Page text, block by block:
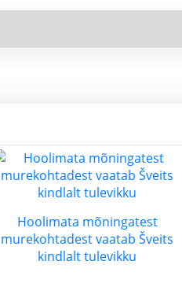
Hoolimata mõningatest
murekohtadest vaatab Šveits
kindlalt tulevikku